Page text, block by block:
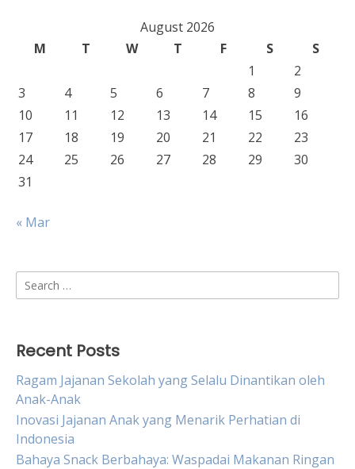
August 2026
M
T W T F S
S
1
2
3
4 5 6 7 8
9
10
11 12 13 14 15
16
17
18 19 20 21 22
23
24
25 26 27 28 29
30
31
« Mar
Search
for:
Recent Posts
Ragam Jajanan Sekolah yang Selalu Dinantikan oleh
Anak-Anak
Inovasi Jajanan Anak yang Menarik Perhatian di
Indonesia
Bahaya Snack Berbahaya: Waspadai Makanan Ringan